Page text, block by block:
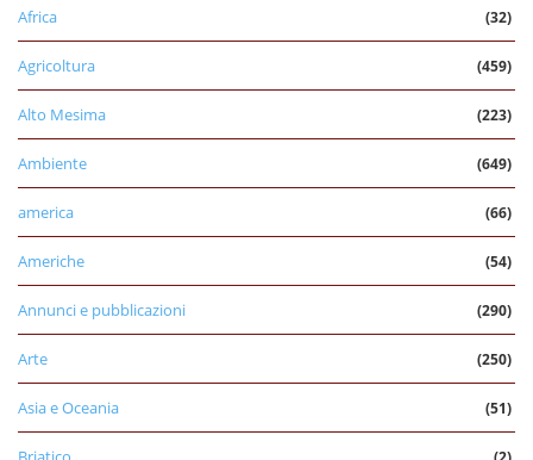
Africa (32)
Agricoltura (459)
Alto Mesima (223)
Ambiente (649)
america (66)
Americhe (54)
Annunci e pubblicazioni (290)
Arte (250)
Asia e Oceania (51)